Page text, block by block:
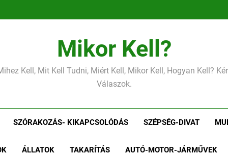
Mikor Kell?
Kell, Mit Kell Tudni, Miért Kell, Mikor Kell, Hogyan Kell?
Válaszok.
SZÓRAKOZÁS- KIKAPCSOLÓDÁS SZÉPSÉG-DIVAT
ÁLLATOK TAKARÍTÁS AUTÓ-MOTOR-JÁRMŰVEK